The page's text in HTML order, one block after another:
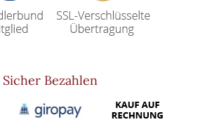
Sicher Bezahlen